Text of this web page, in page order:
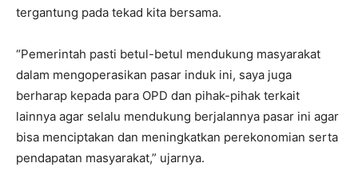
tergantung pada tekad kita bersama.
“Pemerintah pasti betul-betul mendukung masyarakat
dalam mengoperasikan pasar induk ini, saya juga
berharap kepada para OPD dan pihak-pihak terkait
lainnya agar selalu mendukung berjalannya pasar ini agar
bisa menciptakan dan meningkatkan perekonomian serta
pendapatan masyarakat,” ujarnya.